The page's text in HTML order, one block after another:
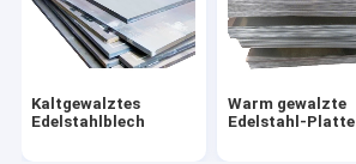
Titanlegierung
Nitronic-Material
Duplexedelstahl
Kaltgewalztes
Edelstahlblech
Warm gewalzte
Edelstahl-Platte